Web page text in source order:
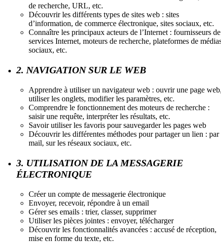
de recherche, URL, etc.
Découvrir les différents types de sites web : sites
d’information, de commerce électronique, sites sociaux, etc.
Connaître les principaux acteurs de l’Internet : fournisseurs de
services Internet, moteurs de recherche, plateformes de
sociaux, etc.
2. NAVIGATION SUR LE WEB
Apprendre à utiliser un navigateur web : ouvrir une page
utiliser les onglets, modifier les paramètres, etc.
Comprendre le fonctionnement des moteurs de recherche :
saisir une requête, interpréter les résultats, etc.
Savoir utiliser les favoris pour sauvegarder les pages web
Découvrir les différentes méthodes pour partager un lien : par
mail, sur les réseaux sociaux, etc.
3. UTILISATION DE LA MESSAGERIE
ÉLECTRONIQUE
Créer un compte de messagerie électronique
Envoyer, recevoir, répondre à un email
Gérer ses emails : trier, classer, supprimer
Utiliser les pièces jointes : envoyer, télécharger
Découvrir les fonctionnalités avancées : accusé de réception,
mise en forme du texte, etc.